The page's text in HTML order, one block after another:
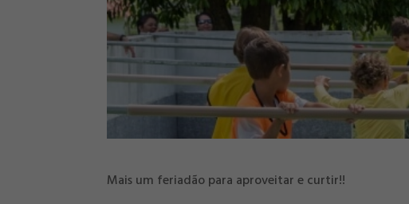
Mais um feriadão para aproveitar e curtir!!